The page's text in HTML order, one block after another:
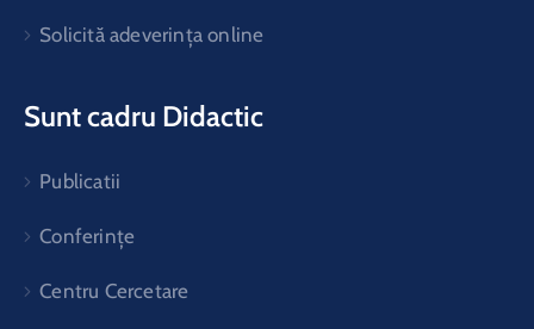
Solicită adeverința online
Sunt cadru Didactic
Publicatii
Conferințe
Centru Cercetare